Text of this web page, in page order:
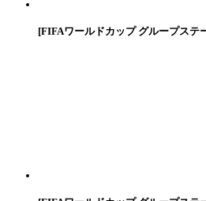
[FIFAワールドカップ グループステ